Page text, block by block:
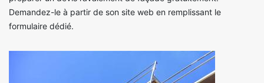
Demandez-le à partir de son site web en remplissant le
formulaire dédié.